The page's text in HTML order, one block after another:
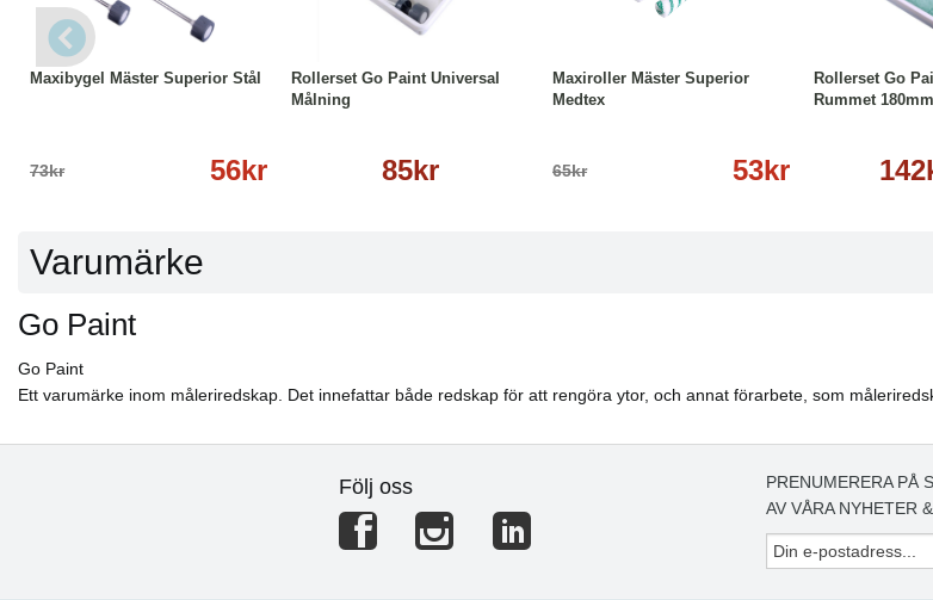
Maxibygel Mäster Superior Stål
73kr 56kr
-23% Läs mer
Rollerset Go Paint Universal
Målning
85kr
Läs mer
Maxiroller Mäster Superior
Medtex
65kr 53kr
Rollerset Go
Rummet 180mm
Varumärke
Go Paint
Go Paint
Ett varumärke inom måleriredskap. Det innefattar både redskap för att rengöra ytor, och annat förarbete, som
Följ oss
PRENUMERERA PÅ
AV VÅRA NYHETER &